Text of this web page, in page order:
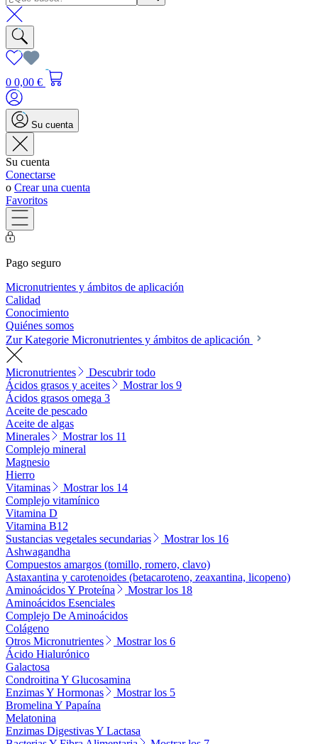
0 0,00 €
Su cuenta
Su cuenta
Conectarse
o Crear una cuenta
Favoritos
Pago seguro
Micronutrientes y ámbitos de aplicación
Calidad
Conocimiento
Quiénes somos
Zur Kategorie Micronutrientes y ámbitos de aplicación
Micronutrientes
Descubrir todo
Ácidos grasos y aceites
Mostrar los 9
Ácidos grasos omega 3
Aceite de pescado
Aceite de algas
Minerales
Mostrar los 11
Complejo mineral
Magnesio
Hierro
Vitaminas
Mostrar los 14
Complejo vitamínico
Vitamina D
Vitamina B12
Sustancias vegetales secundarias
Mostrar los 16
Ashwagandha
Compuestos amargos (tomillo, romero, clavo)
Astaxantina y carotenoides (betacaroteno, zeaxantina, licopeno)
Aminoácidos Y Proteína
Mostrar los 18
Aminoácidos Esenciales
Complejo De Aminoácidos
Colágeno
Otros Micronutrientes
Mostrar los 6
Ácido Hialurónico
Galactosa
Condroitina Y Glucosamina
Enzimas Y Hormonas
Mostrar los 5
Bromelina Y Papaína
Melatonina
Enzimas Digestivas Y Lactasa